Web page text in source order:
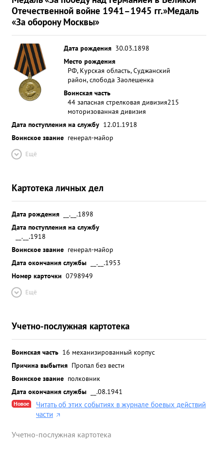
Отечественной войне 1941–1945 гг.»Медаль
«За оборону Москвы»
Дата рождения 30.03.1898
Место рождения
РФ, Курская область, Суджанский
район, слобода Заолешенка
Воинская часть
44 запасная стрелковая дивизия215
моторизованная дивизия
Дата поступления на службу 12.01.1918
Воинское звание генерал-майор
Ещё
Картотека личных дел
Дата рождения
__.__.1898
Дата поступления на службу
__.__.1918
Воинское звание генерал-майор
Дата окончания службы
__.__.1953
Номер карточки 0798949
Ещё
Учетно-послужная картотека
Воинская часть 16 механизированный корпус
Причина выбытия Пропал без вести
Воинское звание полковник
Дата окончания службы
__.08.1941
Новое
Читать об этих событиях в журнале боевых действий
части
Учетно-послужная картотека